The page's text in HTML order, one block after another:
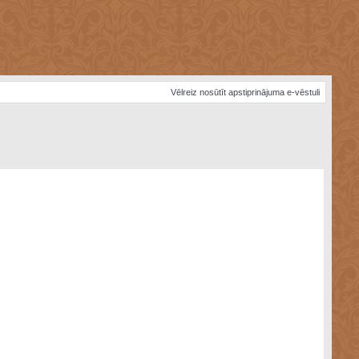
Vēlreiz nosūtīt apstiprinājuma e-vēstuli